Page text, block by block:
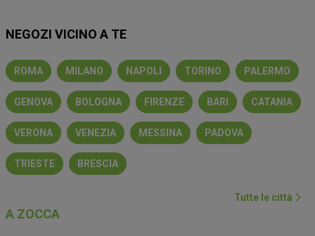
NEGOZI VICINO A TE
ROMA MILANO NAPOLI TORINO PALERMO
GENOVA BOLOGNA FIRENZE BARI CATANIA
VERONA VENEZIA MESSINA PADOVA
TRIESTE BRESCIA
Tutte le città
A ZOCCA